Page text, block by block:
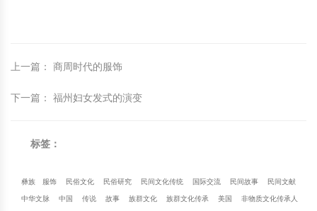
上一篇 ： 商周时代的服饰
下一篇 ： 福州妇女发式的演变
标签：
彝族 服饰 民俗文化 民俗研究 民间文化传统 国际交流 民间故事 民间文献
中华文脉 中国 传说 故事 族群文化 族群文化传承 美国 非物质文化传承人